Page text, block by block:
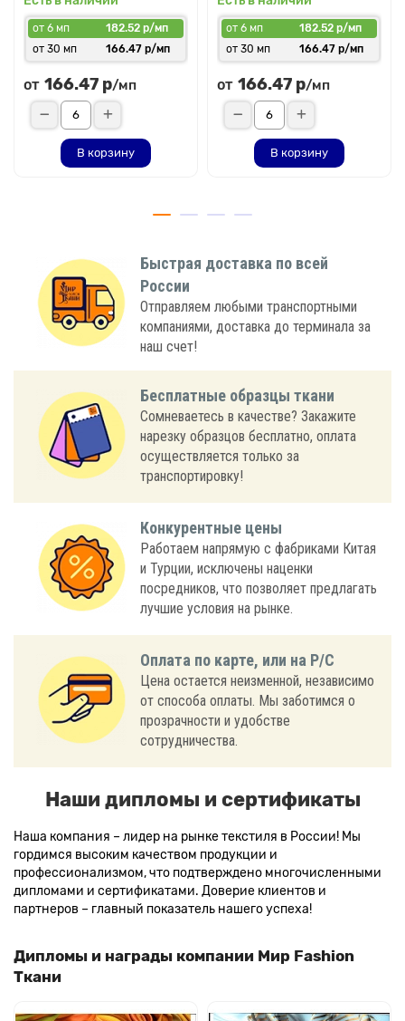
от 6 мп
182.52 р/мп
от 30 мп
166.47 р/мп
от 166.47 р/мп
В корзину
от 6 мп
182.52 р/мп
от 30 мп
166.47 р/мп
от 166.47 р/мп
В корзину
Быстрая доставка по всей
России
Отправляем любыми транспортными
компаниями, доставка до терминала за
наш счет!
Бесплатные образцы ткани
Сомневаетесь в качестве? Закажите
нарезку образцов бесплатно, оплата
осуществляется только за
транспортировку!
Конкурентные цены
Работаем напрямую с фабриками Китая
и Турции, исключены наценки
посредников, что позволяет предлагать
лучшие условия на рынке.
Оплата по карте, или на Р/С
Цена остается неизменной, независимо
от способа оплаты. Мы заботимся о
прозрачности и удобстве
сотрудничества.
Наши дипломы и сертификаты
Наша компания – лидер на рынке текстиля в России! Мы
гордимся высоким качеством продукции и
профессионализмом, что подтверждено многочисленными
дипломами и сертификатами. Доверие клиентов и
партнеров – главный показатель нашего успеха!
Дипломы и награды компании Мир Fashion
Ткани